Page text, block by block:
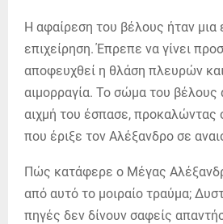
Η αφαίρεση του βέλους ήταν μια
επιχείρηση. Έπρεπε να γίνει
αποφευχθεί η θλάση πλευρών
αιμορραγία. Το σώμα του βέλους
αιχμή του έσπασε, προκαλώντας
που έριξε τον Αλέξανδρο σε
Πώς κατάφερε ο Μέγας
από αυτό το μοιραίο τραύμα;
πηγές δεν δίνουν σαφείς